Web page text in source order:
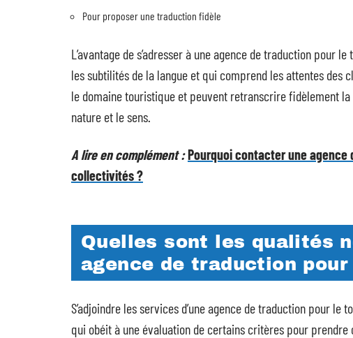
Pour proposer une traduction fidèle
L’avantage de s’adresser à une agence de traduction pour
les subtilités de la langue et qui comprend les attentes des
le domaine touristique et peuvent retranscrire fidèlement
nature et le sens.
A lire en complément :Pourquoi contacter une agence
collectivités ?
Quelles sont les qualités
agence de traduction
S’adjoindre les services d’une agence de traduction pour
qui obéit à une évaluation de certains critères pour prendre